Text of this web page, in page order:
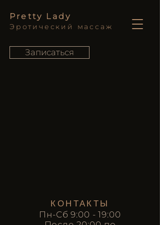
Pretty Lady
Эротический массаж
Записаться
КОНТАКТЫ
Пн-Сб 9:00 - 19:00